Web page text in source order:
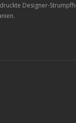
Designer-